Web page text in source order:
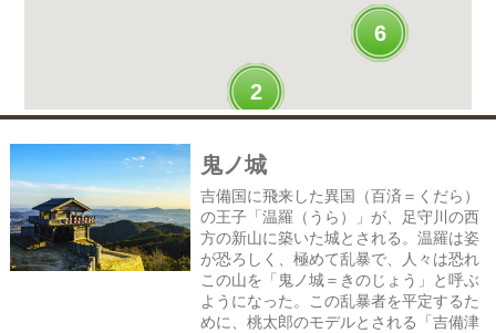
6
2
鬼ノ城
吉備国に飛来した異国（百済＝くだら）
の王子「温羅（うら）」が、足守川の西
方の新山に築いた城とされる。温羅は姿
が恐ろしく、極めて乱暴で、人々は恐れ
この山を「鬼ノ城＝きのじょう」と呼ぶ
ようになった。この乱暴者を平定するた
めに、桃太郎のモデルとされる「吉備津